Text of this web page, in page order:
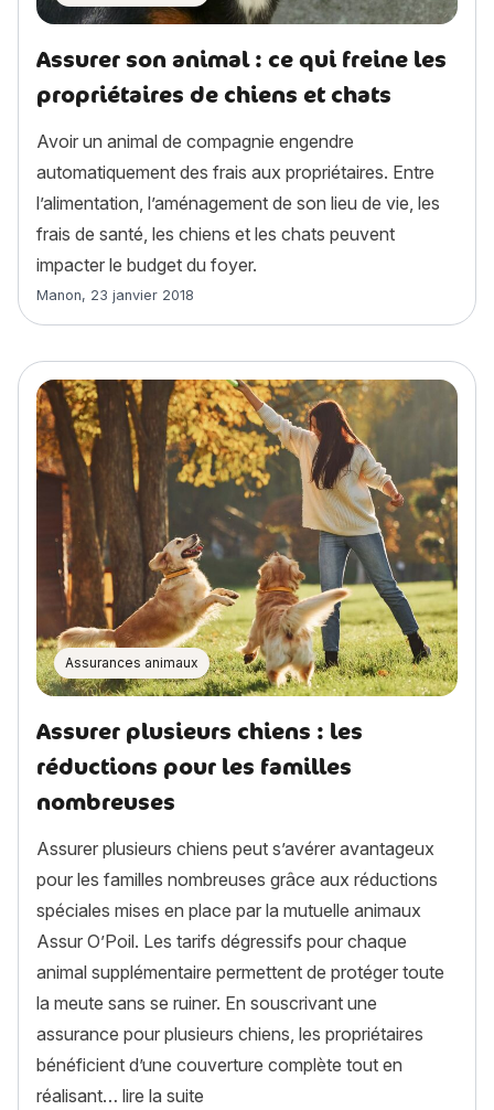
Assurer son animal : ce qui freine les
propriétaires de chiens et chats
Avoir un animal de compagnie engendre
automatiquement des frais aux propriétaires. Entre
l’alimentation, l’aménagement de son lieu de vie, les
frais de santé, les chiens et les chats peuvent
impacter le budget du foyer.
Article rédigé par
Manon, 23 janvier 2018
Assurances animaux
Assurer plusieurs chiens : les
réductions pour les familles
nombreuses
Assurer plusieurs chiens peut s’avérer avantageux
pour les familles nombreuses grâce aux réductions
spéciales mises en place par la mutuelle animaux
Assur O’Poil. Les tarifs dégressifs pour chaque
animal supplémentaire permettent de protéger toute
la meute sans se ruiner. En souscrivant une
assurance pour plusieurs chiens, les propriétaires
bénéficient d’une couverture complète tout en
réalisant… lire la suite